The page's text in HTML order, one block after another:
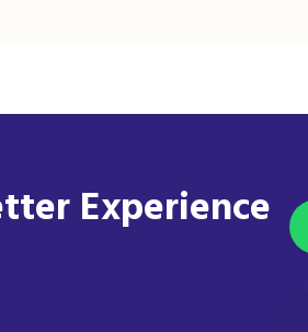
Experience